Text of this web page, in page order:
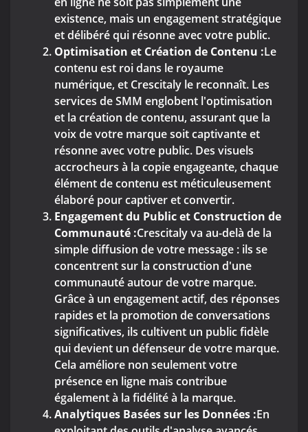
existence, mais un engagement stratégique
et délibéré qui résonne avec votre public.
Optimisation et Création de Contenu :Le
contenu est roi dans le royaume
numérique, et Crescitaly le reconnaît. Les
services de SMM englobent l'optimisation
et la création de contenu, assurant que la
voix de votre marque soit captivante et
résonne avec votre public. Des visuels
accrocheurs à la copie engageante, chaque
élément de contenu est méticuleusement
élaboré pour captiver et convertir.
Engagement du Public et Construction de
Communauté :Crescitaly va au-delà de la
simple diffusion de votre message : ils se
concentrent sur la construction d'une
communauté autour de votre marque.
Grâce à un engagement actif, des réponses
rapides et la promotion de conversations
significatives, ils cultivent un public fidèle
qui devient un défenseur de votre marque.
Cela améliore non seulement votre
présence en ligne mais contribue
également à la fidélité à la marque.
Analytiques Basées sur les Données :En